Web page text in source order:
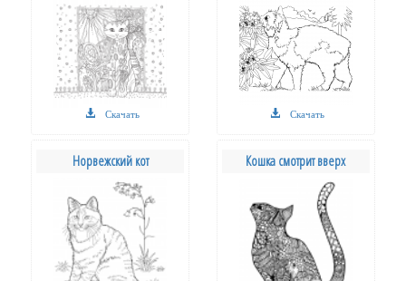
Скачать Скачать
Норвежский кот Кошка смотрит вверх